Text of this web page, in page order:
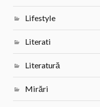
Lifestyle
Literati
Literatură
Mirări